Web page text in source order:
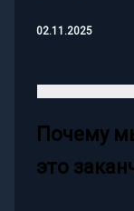
02.11.2025
Почему
это